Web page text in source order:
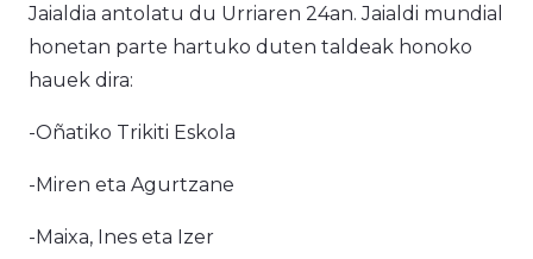
Jaialdia antolatu du Urriaren 24an. Jaialdi mundial
honetan parte hartuko duten taldeak honoko
hauek dira:
-Oñatiko Trikiti Eskola
-Miren eta Agurtzane
-Maixa, Ines eta Izer